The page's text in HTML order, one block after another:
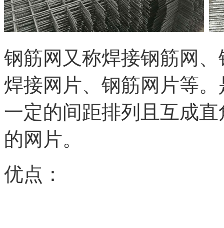
钢筋网又称焊接钢筋网
焊接网片、钢筋网片等
一定的间距排列且互成
的网片。
优点：